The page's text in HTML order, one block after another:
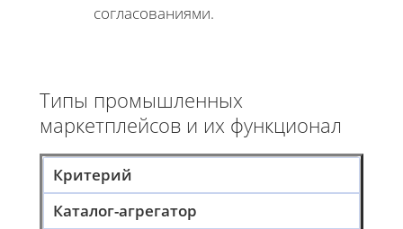
согласованиями.
Типы промышленных
маркетплейсов и их функционал
Критерий
Каталог-агрегатор